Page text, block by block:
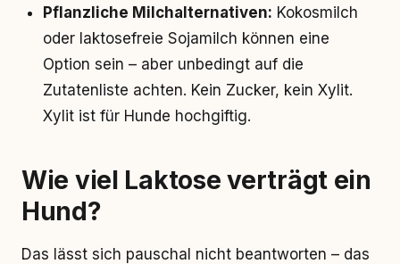
Pflanzliche Milchalternativen: Kokosmilch
oder laktosefreie Sojamilch können eine
Option sein – aber unbedingt auf die
Zutatenliste achten. Kein Zucker, kein Xylit.
Xylit ist für Hunde hochgiftig.
Wie viel Laktose verträgt ein
Hund?
Das lässt sich pauschal nicht beantworten – das